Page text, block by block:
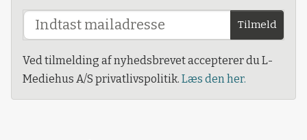
Tilmeld
Ved tilmelding af nyhedsbrevet accepterer du L-
Mediehus A/S privatlivspolitik. Læs den her.